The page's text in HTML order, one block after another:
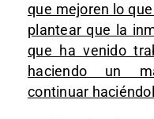
que mejoren lo
plantear que la
que ha venido
haciendo un
continuar